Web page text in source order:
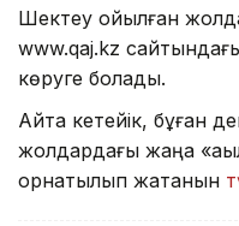
Шектеу қойылған
www.qaj.kz
көруге болады.
Айта кетейік, бұған
жолдардағы жаңа
орнатылып жатқанын